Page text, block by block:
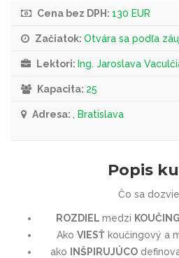
Cena bez DPH: 130 EUR
Začiatok: Otvára sa podľa
Lektori: Ing. Jaroslava
Kapacita: 25
Adresa: , Bratislava
Popis
Čo sa
ROZDIEL medzi
Ako VIESŤ koučingový a
ako
INŠPIRUJÚCO